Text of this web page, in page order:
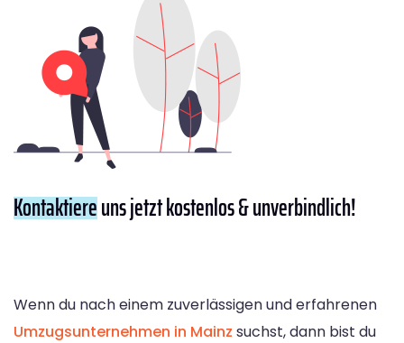
Kontaktiereuns jetzt kostenlos & unverbindlich!
Wenn du nach einem zuverlässigen und erfahrenen
Umzugsunternehmen in Mainz suchst, dann bist du